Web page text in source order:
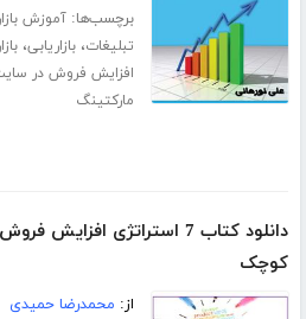
برچسب‌ها:آموزش
تبلیغات،بازاریابی،
افزایش فروش در
مارکتینگ
دانلود کتاب 7 استراتژی
کوچک
از: محمدرضا حمیدی